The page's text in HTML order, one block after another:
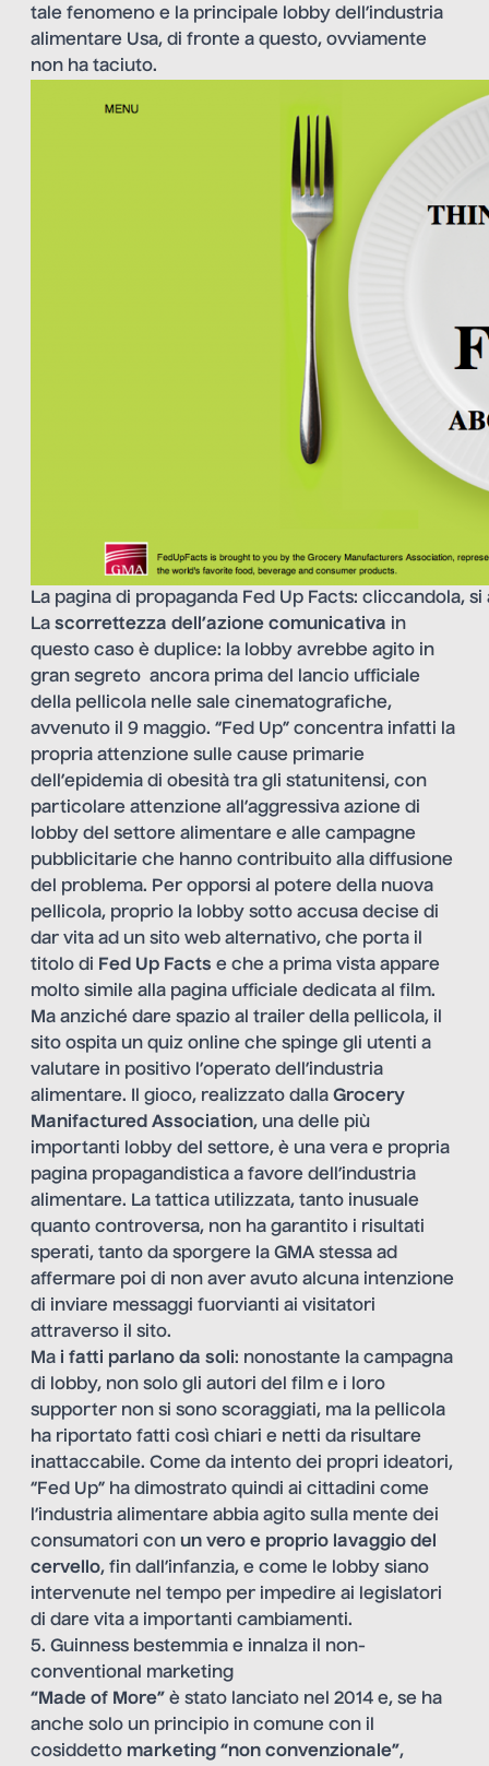
tale fenomeno e la principale lobby dell’industria
alimentare Usa, di fronte a questo, ovviamente
non ha taciuto.
La pagina di propaganda Fed Up Facts: cliccandola,
La scorrettezza dell’azione comunicativa in
questo caso è duplice: la lobby avrebbe agito in
gran segreto ancora prima del lancio ufficiale
della pellicola nelle sale cinematografiche,
avvenuto il 9 maggio. “Fed Up” concentra infatti la
propria attenzione sulle cause primarie
dell’epidemia di obesità tra gli statunitensi, con
particolare attenzione all’aggressiva azione di
lobby del settore alimentare e alle campagne
pubblicitarie che hanno contribuito alla diffusione
del problema. Per opporsi al potere della nuova
pellicola, proprio la lobby sotto accusa decise di
dar vita ad un sito web alternativo, che porta il
titolo di Fed Up Facts e che a prima vista appare
molto simile alla pagina ufficiale dedicata al film.
Ma anziché dare spazio al trailer della pellicola, il
sito ospita un quiz online che spinge gli utenti a
valutare in positivo l’operato dell’industria
alimentare. Il gioco, realizzato dalla Grocery
Manifactured Association, una delle più
importanti lobby del settore, è una vera e propria
pagina propagandistica a favore dell’industria
alimentare. La tattica utilizzata, tanto inusuale
quanto controversa, non ha garantito i risultati
sperati, tanto da sporgere la GMA stessa ad
affermare poi di non aver avuto alcuna intenzione
di inviare messaggi fuorvianti ai visitatori
attraverso il sito.
Ma i fatti parlano da soli: nonostante la campagna
di lobby, non solo gli autori del film e i loro
supporter non si sono scoraggiati, ma la pellicola
ha riportato fatti così chiari e netti da risultare
inattaccabile. Come da intento dei propri ideatori,
“Fed Up” ha dimostrato quindi ai cittadini come
l’industria alimentare abbia agito sulla mente dei
consumatori con un vero e proprio lavaggio del
cervello, fin dall’infanzia, e come le lobby siano
intervenute nel tempo per impedire ai legislatori
di dare vita a importanti cambiamenti.
5. Guinness bestemmia e innalza il non-
conventional marketing
“Made of More” è stato lanciato nel 2014 e, se ha
anche solo un principio in comune con il
cosiddetto marketing “non convenzionale”,